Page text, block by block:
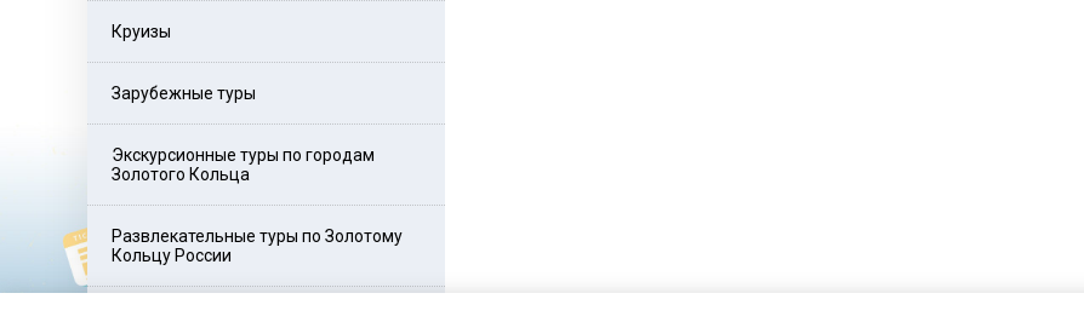
Круизы
Зарубежные туры
Экскурсионные туры по городам
Золотого Кольца
Развлекательные туры по Золотому
Кольцу России